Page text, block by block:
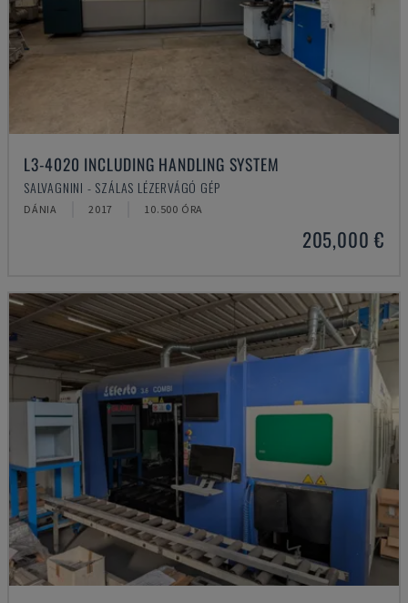
L3-4020 INCLUDING HANDLING SYSTEM
SALVAGNINI - SZÁLAS LÉZERVÁGÓ GÉP
DÁNIA 2017 10.500 ÓRA
205,000 €